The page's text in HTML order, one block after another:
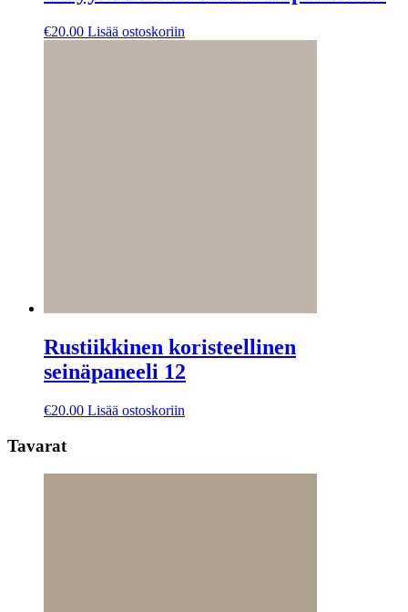
€20.00 Lisää ostoskoriin
Rustiikkinen koristeellinen
seinäpaneeli 12
€20.00 Lisää ostoskoriin
Tavarat